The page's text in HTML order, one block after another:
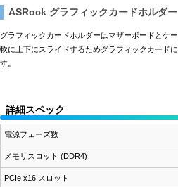
ASRock グラフィックカードホルダー
グラフィックカードホルダーはマザーボードとケ
軟に上下にスライドするためグラフィックカード
す。
詳細スペック
電源フェーズ数
メモリスロット (DDR4)
PCIe x16 スロット